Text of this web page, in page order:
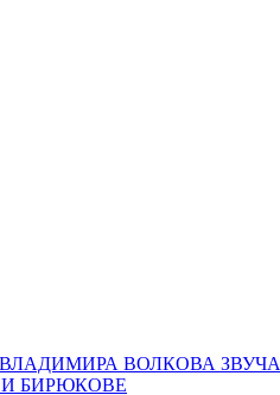
ВОЛКОВА